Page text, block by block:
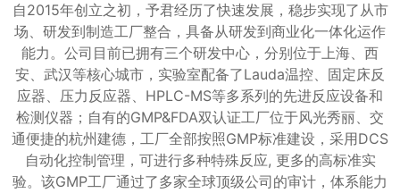
自2015年创立之初，予君经历了快速发展，稳步实现了从市
场、研发到制造工厂整合，具备从研发到商业化一体化运作
能力。公司目前已拥有三个研发中心，分别位于上海、西
安、武汉等核心城市，实验室配备了Lauda温控、固定床反
应器、压力反应器、HPLC-MS等多系列的先进反应设备和
检测仪器；自有的GMP&FDA双认证工厂位于风光秀丽、交
通便捷的杭州建德，工厂全部按照GMP标准建设，采用DCS
自动化控制管理，可进行多种特殊反应, 更多的高标准实
验。该GMP工厂通过了多家全球顶级公司的审计，体系能力